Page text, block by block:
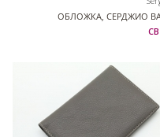
ОБЛОЖКА, СЕРДЖИО
СВ